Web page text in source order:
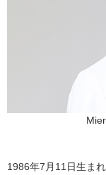
1986年7月11日生ま